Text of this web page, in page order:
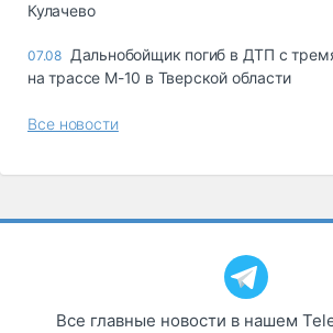
Кулачево
07.08 Дальнобойщик погиб в ДТП с
на трассе М-10 в Тверской области
Все новости
Все главные новости в нашем